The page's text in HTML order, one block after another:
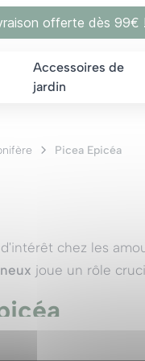
offerte dès 99€
Accessoires de
jardin
Picea Epicéa
chez les
joue un rôle